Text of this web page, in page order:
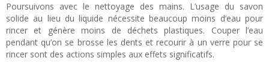
Poursuivons avec le nettoyage des mains. L’usage du savon
solide au lieu du liquide nécessite beaucoup moins d’eau pour
rincer et génère moins de déchets plastiques. Couper l’eau
pendant qu’on se brosse les dents et recourir à un verre pour se
rincer sont des actions simples aux effets significatifs.